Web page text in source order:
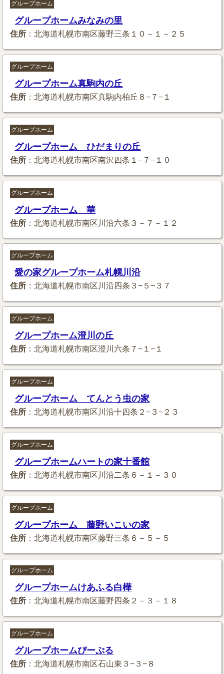
グループホーム
グループホームみなみの里
住所 ：北海道札幌市南区藤野三条１０－１－２５
グループホーム
グループホーム真駒内の丘
住所 ：北海道札幌市南区真駒内柏丘８−７−１
グループホーム
グループホーム ひだまりの丘
住所 ：北海道札幌市南区南沢四条１−７−１０
グループホーム
グループホーム 華
住所 ：北海道札幌市南区川沿六条３－７－１２
グループホーム
愛の家グループホーム札幌川沿
住所 ：北海道札幌市南区川沿四条３−５−３７
グループホーム
グループホーム澄川の丘
住所 ：北海道札幌市南区澄川六条７−１−１
グループホーム
グループホーム てんとう虫の家
住所 ：北海道札幌市南区川沿十四条２−３−２３
グループホーム
グループホームハートの家十番館
住所 ：北海道札幌市南区川沿二条６－１－３０
グループホーム
グループホーム 藤野いこいの家
住所 ：北海道札幌市南区藤野三条６－５－５
グループホーム
グループホームけあふる白樺
住所 ：北海道札幌市南区藤野四条２－３－１８
グループホーム
グループホームぴーぷる
住所 ：北海道札幌市南区石山東３−３−８